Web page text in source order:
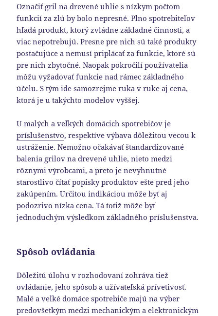
Označiť gril na drevené uhlie s nízkym počtom
funkcií za zlú by bolo nepresné. Plno spotrebiteľov
hľadá produkt, ktorý zvládne základné činnosti, a
viac nepotrebujú. Presne pre nich sú také produkty
postačujúce a nemusí priplácať za funkcie, ktoré sú
pre nich zbytočné. Naopak pokročilí používatelia
môžu vyžadovať funkcie nad rámec základného
účelu. S tým ide samozrejme ruka v ruke aj cena,
ktorá je u takýchto modelov vyššej.
U malých a veľkých domácich spotrebičov je
príslušenstvo, respektíve výbava dôležitou vecou k
ustráženie. Nemožno očakávať štandardizované
balenia grilov na drevené uhlie, nieto medzi
rôznymi výrobcami, a preto je nevyhnutné
starostlivo čítať popisky produktov ešte pred jeho
zakúpením. Určitou indikáciou môže byť aj
podozrivo nízka cena. Tá totiž môže byť
jednoduchým výsledkom základného príslušenstva.
Spôsob ovládania
Dôležitú úlohu v rozhodovaní zohráva tiež
ovládanie, jeho spôsob a užívateľská prívetivosť.
Malé a veľké domáce spotrebiče majú na výber
predovšetkým medzi mechanickým a elektronickým